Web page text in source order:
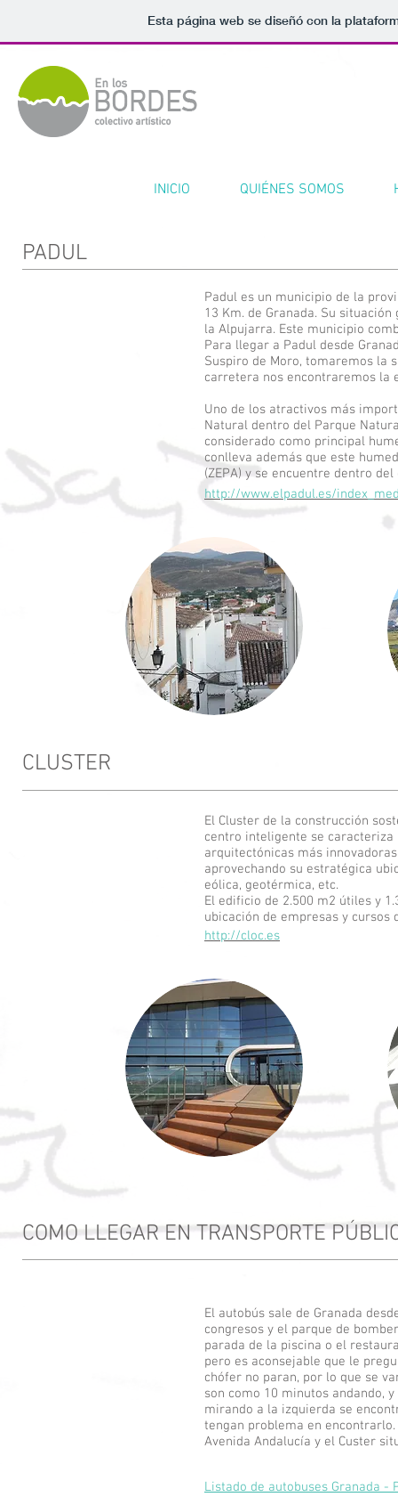
Esta página web se diseñó con la
INICIO QUIÉNES SOMOS
PADUL
Padul es un municipio de la
13 Km. de Granada. Su
la Alpujarra. Este municipio
Para llegar a Padul desde
Suspiro de Moro, tomaremos la
carretera nos encontraremos la
Uno de los atractivos más
Natural dentro del Parque
considerado como principal
conlleva además que este
(ZEPA) y se encuentre dentro
http://www.elpadul.es/
CLUSTER
El Cluster de la construcción
centro inteligente se caracteriza
arquitectónicas más
aprovechando su estratégica
eólica, geotérmica, etc.
El edificio de 2.500 m2 útiles y
ubicación de empresas y
http://cloc.es
COMO LLEGAR EN TRANSPORTE
El autobús sale de Granada
congresos y el parque de
parada de la piscina o el
pero es aconsejable que le
chófer no paran, por lo que se
son como 10 minutos andando,
mirando a la izquierda se
tengan problema en
Avenida Andalucía y el Custer
Listado de autobuses Granada -